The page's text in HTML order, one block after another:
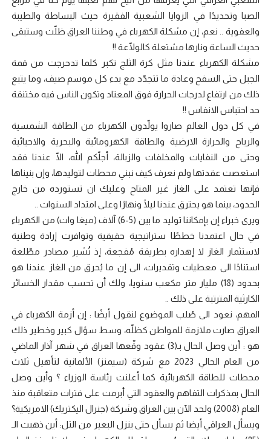
الصبا وتحديدًا في الزوايا الشعبية الفقيرة حيث البساطة والطيبة
والعفوية .. نعم، إن مشكلة الكهرباء في وطننا العراق ظلّت وستبقى
حديث الساعة ونارها مشتعلة كالولّاعة !!
مشكلة الكهرباء عندنا مثل كرة الثلج تكبر كلما تدحرجت من قمة
الجبل حتى السفح وعادة ما تتجدّد مع بدء كل موسم صيف، وما يتبع
ذلك من ارتفاع لدرجات الحرارة فوق المعتاد وتكون الناس فيه مختنقة
حد احتباس الانفاس !!
في كل دول العالم صاروا يولّدون الكهرباء من الطاقة الشمسية
والرياح والحرارة الارضية والطاقة الكهرومائية والبحرية والاحيائية
وحتى من النفايات والمخلفات والزبالة، أجلّكم الله، الّا عندنا فقد
استعصت عقدتها ولم نعرف كيف نبني محطات لتوليدها، وإن بنيناها
فإنها تعتمد على الغاز غير المتاح وعليك ان تستورده من خارج
الحدود، بينما هو يحترق عندنا ليلًا ونهارًا وعلى امتداد السنوات ..
ويرى خبراء إن بإمكاننا توليد ما بين (5-6) آلاف (ميغا وات) من الكهرباء
في حال اعتمدنا خططًا ستراتيجية حقيقية وتوافرت إرادة وطنية
لاستثمار الغاز لا إهداره بطريقة مُفجعة، إذ تُشير مصادر مطّلعة
استنادًا الى معطيات وتقديرات، الى إن ما يُحرق من الغاز عندنا هو
بحدود (18) مليار متر مكعب سنويا، ولك أن تحسب مقدار الخسائر
الكارثية المترتبة على ذلك ..
المهم، نعود الى صُلب الموضوع لنقول أيضًا : إن أزمة الكهرباء في
العراق صارت ملازمة للمواطن كظلّه، وسط سؤال كبير وخطير ذلك
هو : أين وصل الحال بـ(3) عقود وقّعها العراق في شهر آذار الماضي
من العام الحالي 2023 مع شركة (سيمنز) الألمانية لتأهيل ثلاث
محطات للطاقة الكهربائية كما أعلنت رئاسة الوزراء ؟ وأين وصل
الحال بمذكرات التفاهم والعقود التي أبرمت على فترات متعاقبة منذ
العام (2008) ولحد الآن بين العراق وشركة (جنرال اليكتريك) الامريكية؟
ويسأل العراقي أيضا ثم يسأل حتى ينزل البعير من التل: أين ذهبت الـ